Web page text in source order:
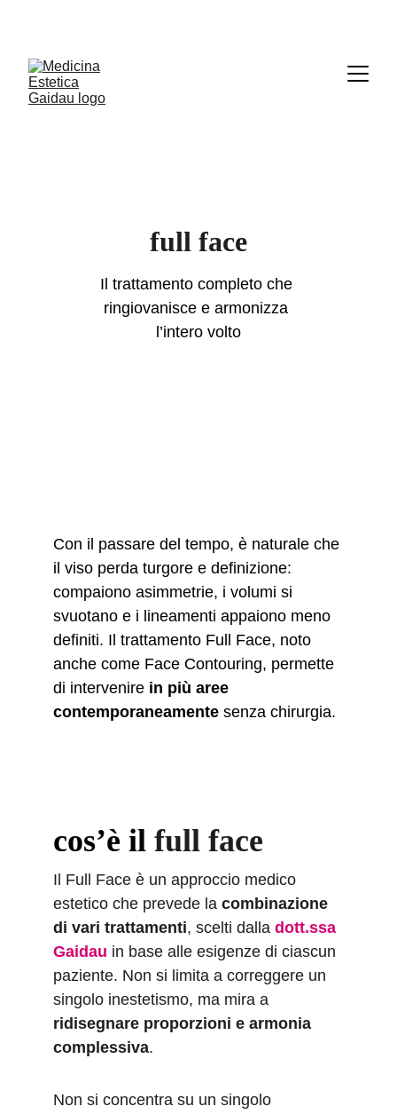
full face
Il trattamento completo che
ringiovanisce e armonizza
l’intero volto
Con il passare del tempo, è naturale che
il viso perda turgore e definizione:
compaiono asimmetrie, i volumi si
svuotano e i lineamenti appaiono meno
definiti. Il trattamento Full Face, noto
anche come Face Contouring, permette
di intervenire in più aree
contemporaneamente senza chirurgia.
cos’è il full face
Il Full Face è un approccio medico
estetico che prevede la combinazione
di vari trattamenti, scelti dalla dott.ssa
Gaidau in base alle esigenze di ciascun
paziente. Non si limita a correggere un
singolo inestetismo, ma mira a
ridisegnare proporzioni e armonia
complessiva.
Non si concentra su un singolo